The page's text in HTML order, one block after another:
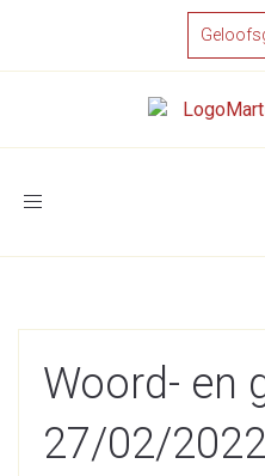
Toggle
Woord- en
27/02/